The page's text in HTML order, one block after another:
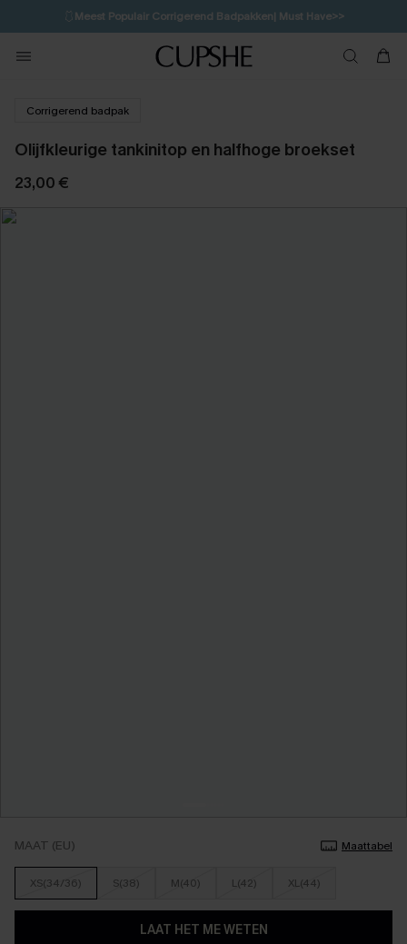
🩱Meest Populair Corrigerend Badpakken| Must Have>>
💌Abonneer je & ontvang tot 15% korting>>
Koop 3, krijg 15% korting | CODE: SW15
Corrigerend badpak
Olijfkleurige tankinitop en halfhoge broekset
23,00 €
MAAT (EU) Maattabel
XS(34/36) S(38) M(40) L(42) XL(44)
LAAT HET ME WETEN